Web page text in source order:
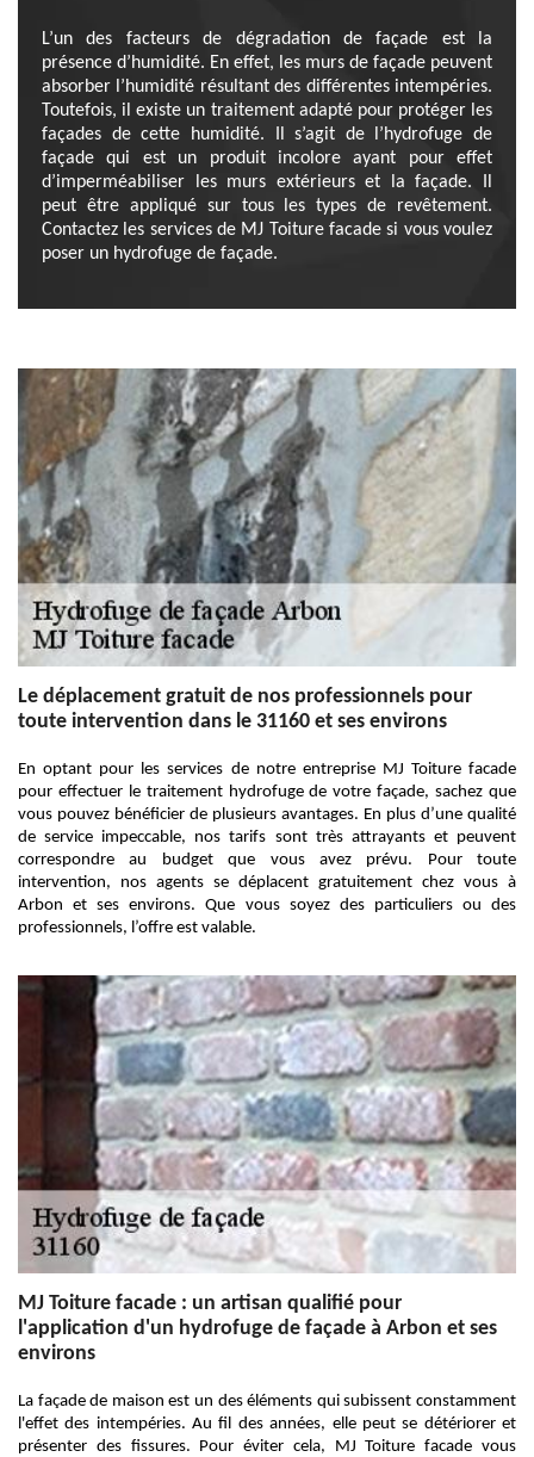
L’un des facteurs de dégradation de façade est la
présence d’humidité. En effet, les murs de façade peuvent
absorber l’humidité résultant des différentes intempéries.
Toutefois, il existe un traitement adapté pour protéger les
façades de cette humidité. Il s’agit de l’hydrofuge de
façade qui est un produit incolore ayant pour effet
d’imperméabiliser les murs extérieurs et la façade. Il
peut être appliqué sur tous les types de revêtement.
Contactez les services de MJ Toiture facade si vous voulez
poser un hydrofuge de façade.
Le déplacement gratuit de nos professionnels pour
toute intervention dans le 31160 et ses environs
En optant pour les services de notre entreprise MJ Toiture facade
pour effectuer le traitement hydrofuge de votre façade, sachez que
vous pouvez bénéficier de plusieurs avantages. En plus d’une qualité
de service impeccable, nos tarifs sont très attrayants et peuvent
correspondre au budget que vous avez prévu. Pour toute
intervention, nos agents se déplacent gratuitement chez vous à
Arbon et ses environs. Que vous soyez des particuliers ou des
professionnels, l’offre est valable.
MJ Toiture facade : un artisan qualifié pour
l'application d'un hydrofuge de façade à Arbon et ses
environs
La façade de maison est un des éléments qui subissent constamment
l'effet des intempéries. Au fil des années, elle peut se détériorer et
présenter des fissures. Pour éviter cela, MJ Toiture facade vous